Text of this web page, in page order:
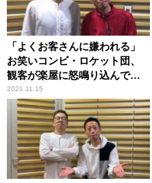
「よくお客さんに嫌われる」
お笑いコンビ・ロケット団、
観客が楽屋に怒鳴り込んでき
た事件を明かす
2021.11.15